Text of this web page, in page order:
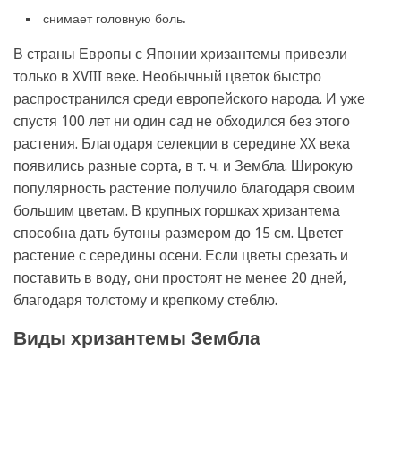
снимает головную боль.
В страны Европы с Японии хризантемы привезли
только в XVIII веке. Необычный цветок быстро
распространился среди европейского народа. И уже
спустя 100 лет ни один сад не обходился без этого
растения. Благодаря селекции в середине XX века
появились разные сорта, в т. ч. и Зембла. Широкую
популярность растение получило благодаря своим
большим цветам. В крупных горшках хризантема
способна дать бутоны размером до 15 см. Цветет
растение с середины осени. Если цветы срезать и
поставить в воду, они простоят не менее 20 дней,
благодаря толстому и крепкому стеблю.
Виды хризантемы Зембла